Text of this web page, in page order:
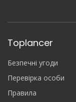
Toplancer
Безпечні угоди
Перевірка особи
Правила